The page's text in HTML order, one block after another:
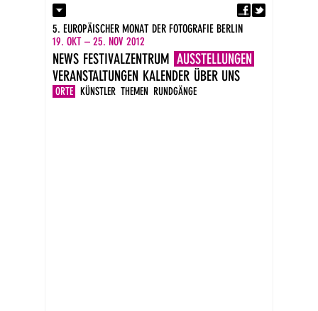
Kontakt
Presse
Impressum
DE
EN
5. EUROPÄISCHER MONAT DER FOTOGRAFIE BERLIN
19. OKT – 25. NOV 2012
NEWS FESTIVALZENTRUM AUSSTELLUNGEN
ORTE KÜNSTLER THEMEN RUNDGÄNGE
VERANSTALTUNGEN KALENDER ÜBER UNS